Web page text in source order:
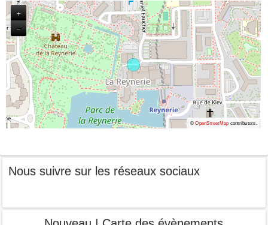
+
−
©OpenStreetMap contributors.
Nous suivre sur les réseaux sociaux